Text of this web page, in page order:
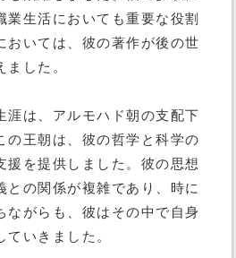
業生活においても重要な役割
おいては、彼の著作が後の世
した。
涯は、アルモハド朝の支配下
の王朝は、彼の哲学と科学の
援を提供しました。彼の思想
との関係が複雑であり、時に
ながらも、彼はその中で自身
いきました。